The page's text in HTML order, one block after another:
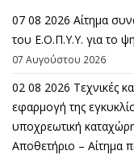
07 08 2026 Αίτημα
του Ε.Ο.Π.Υ.Υ. για το
07 Αυγούστου 2026
02 08 2026 Τεχνικές
εφαρμογή της
υποχρεωτική
Αποθετήριο – Αίτημα